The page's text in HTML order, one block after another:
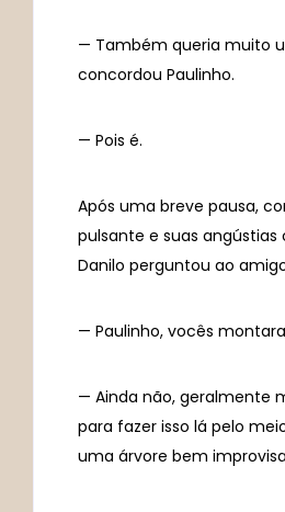
— Também queria muito
concordou Paulinho.
— Pois é.
Após uma breve pausa,
pulsante e suas
Danilo perguntou ao
— Paulinho, vocês
— Ainda não, geralmente
para fazer isso lá pelo
uma árvore bem